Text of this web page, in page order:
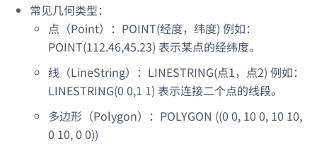
常见几何类型：
点（Point）：POINT(经度，纬度) 例如：
POINT(112.46,45.23) 表示某点的经纬度。
线（LineString）：LINESTRING(点1，点2) 例如：
LINESTRING(0 0,1 1) 表示连接二个点的线段。
多边形（Polygon）：POLYGON ((0 0, 10 0, 10 10,
0 10, 0 0))